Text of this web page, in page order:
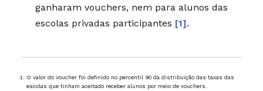
ganharam vouchers, nem para alunos das
escolas privadas participantes [1].
O valor do voucher foi definido no percentil 90 da distribuição das taxas das
escolas que tinham aceitado receber alunos por meio de vouchers.